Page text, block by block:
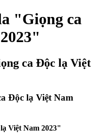
"Giọng ca
ca Độc lạ Việt
Độc lạ Việt Nam
Việt Nam 2023"